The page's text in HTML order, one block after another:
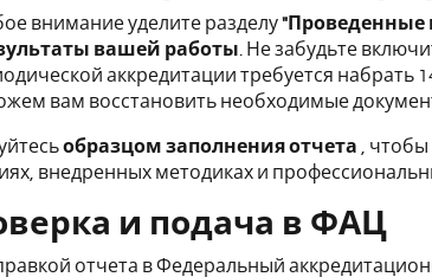
внимание уделите разделу"Проведенные
вашей работы . Не забудьте
аккредитации требуется набрать
вам восстановить необходимые
образцом заполнения отчета
,
внедренных методиках и
и подача в ФАЦ
отчета в Федеральный